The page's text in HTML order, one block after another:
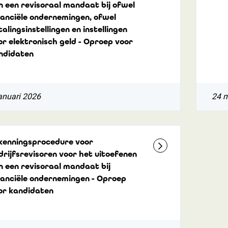
een revisoraal mandaat bij ofwel
ondernemingen, ofwel
en instellingen
elektronisch geld - Oproep voor
2026 24
voor
voor het uitoefenen
een revisoraal mandaat bij
ondernemingen - Oproep
kandidaten